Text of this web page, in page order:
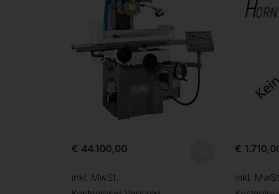
€ 44.100,00
inkl. MwSt.
€
inkl.